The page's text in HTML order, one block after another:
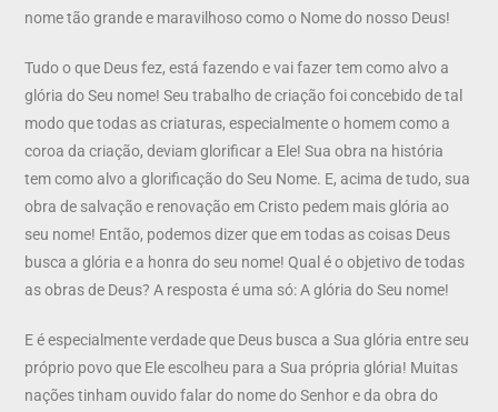
nome tão grande e maravilhoso como o Nome do nosso Deus!
Tudo o que Deus fez, está fazendo e vai fazer tem como alvo a
glória do Seu nome! Seu trabalho de criação foi concebido de tal
modo que todas as criaturas, especialmente o homem como a
coroa da criação, deviam glorificar a Ele! Sua obra na história
tem como alvo a glorificação do Seu Nome. E, acima de tudo, sua
obra de salvação e renovação em Cristo pedem mais glória ao
seu nome! Então, podemos dizer que em todas as coisas Deus
busca a glória e a honra do seu nome! Qual é o objetivo de todas
as obras de Deus? A resposta é uma só: A glória do Seu nome!
E é especialmente verdade que Deus busca a Sua glória entre seu
próprio povo que Ele escolheu para a Sua própria glória! Muitas
nações tinham ouvido falar do nome do Senhor e da obra do